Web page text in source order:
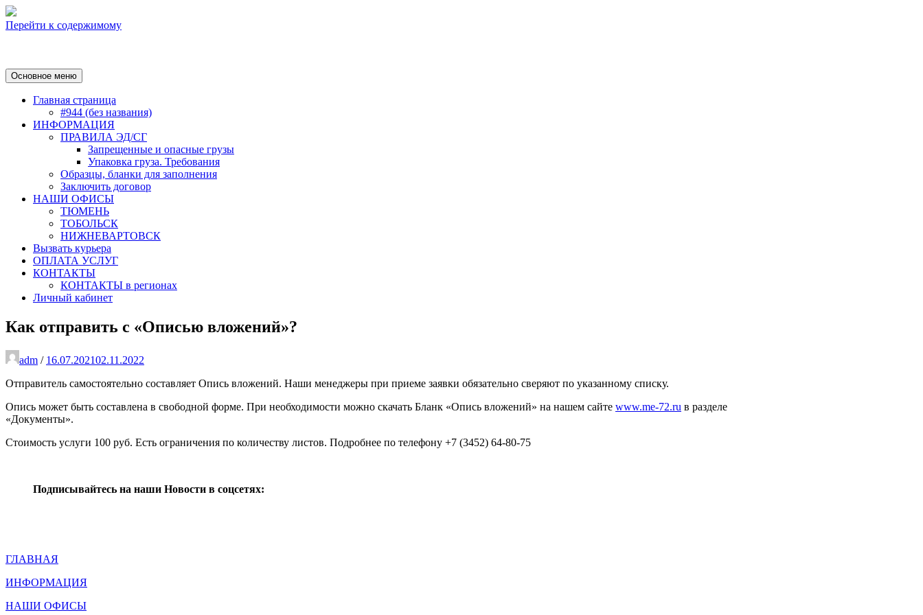
Перейти к содержимому
Основное меню
Главная страница
#944 (без названия)
ИНФОРМАЦИЯ
ПРАВИЛА ЭД/СГ
Запрещенные и опасные грузы
Упаковка груза. Требования
Образцы, бланки для заполнения
Заключить договор
НАШИ ОФИСЫ
ТЮМЕНЬ
ТОБОЛЬСК
НИЖНЕВАРТОВСК
Вызвать курьера
ОПЛАТА УСЛУГ
КОНТАКТЫ
КОНТАКТЫ в регионах
Личный кабинет
Как отправить с «Описью вложений»?
adm / 16.07.202102.11.2022
Отправитель самостоятельно составляет Опись вложений. Наши менеджеры при приеме заявки обязательно сверяют по указанному списку.
Опись может быть составлена в свободной форме. При необходимости можно скачать Бланк «Опись вложений» на нашем сайте www.me-72.ru в разделе
«Документы».
Стоимость услуги 100 руб. Есть ограничения по количеству листов. Подробнее по телефону +7 (3452) 64-80-75
Подписывайтесь на наши Новости в соцсетях:
ГЛАВНАЯ
ИНФОРМАЦИЯ
НАШИ ОФИСЫ